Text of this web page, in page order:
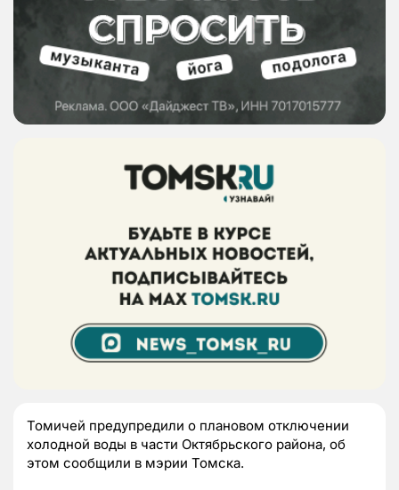
Томичей предупредили о плановом отключении
холодной воды в части Октябрьского района, об
этом сообщили в мэрии Томска.